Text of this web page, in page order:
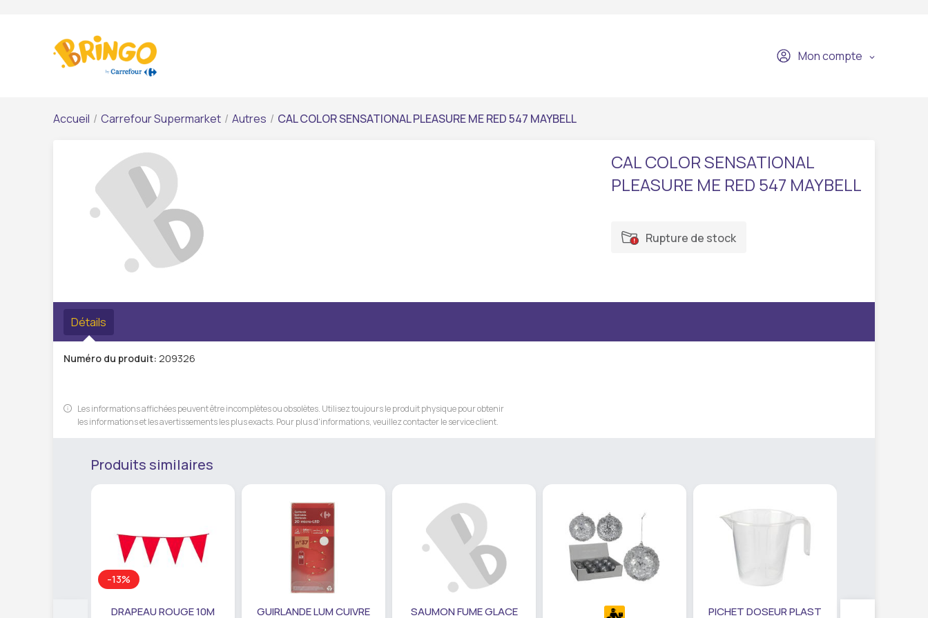
Mon compte
Accueil / Carrefour Supermarket / Autres / CAL COLOR SENSATIONAL PLEASURE ME RED 547 MAYBELL
CAL COLOR SENSATIONAL
PLEASURE ME RED 547 MAYBELL
Rupture de stock
Détails
Numéro du produit: 209326
Les informations affichées peuvent être incomplètes ou obsolètes. Utilisez toujours le produit physique pour obtenir
les informations et les avertissements les plus exacts. Pour plus d'informations, veuillez contacter le service client.
Produits similaires
-13%
DRAPEAU ROUGE 10M
GUIRLANDE LUM CUIVRE
SAUMON FUME GLACE
PICHET DOSEUR PLAST